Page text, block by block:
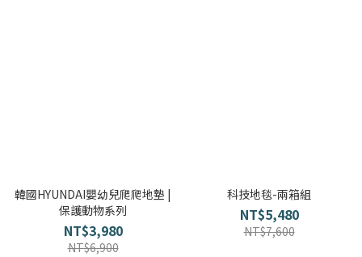
韓國HYUNDAI嬰幼兒爬爬地墊 |
保護動物系列
NT$3,980
NT$6,900
科技地毯-兩箱組
NT$5,480
NT$7,600